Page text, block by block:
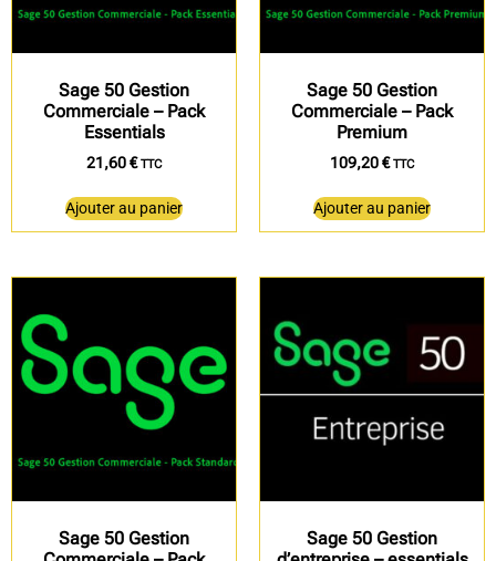
Sage 50 Gestion
Commerciale – Pack
Essentials
21,60€ TTC
Ajouter au panier
Sage 50 Gestion
Commerciale – Pack
Premium
109,20€ TTC
Ajouter au panier
Sage 50 Gestion
Sage 50 Gestion